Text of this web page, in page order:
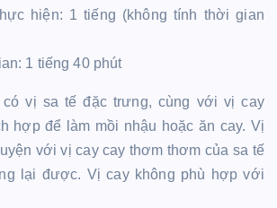
hiện: 1 tiếng (không tính thời gian
1 tiếng 40 phút
vị sa tế đặc trưng, ​​cùng với vị cay
hợp để làm mồi nhậu hoặc ăn cay. Vị
với vị cay cay thơm thơm của sa tế
lại được. Vị cay không phù hợp với